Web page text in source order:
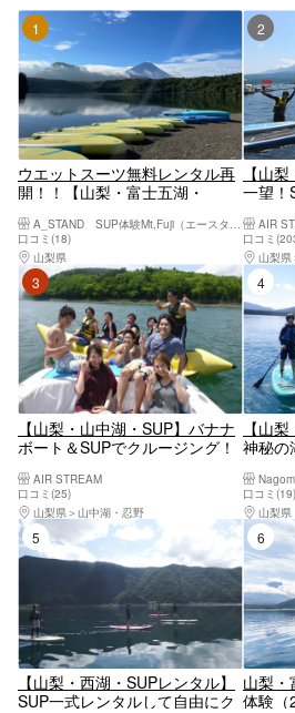
1位
ウエットスーツ無料レンタル再
開！！【山梨・富士五湖・
SUP(サップ)で湖上クルージン
グ！秘境の西湖周遊コース
A_STAND SUP体験Mt,Fuji（エースタンド サップタイケンマウントフジ）
口コミ(18)
山梨県
河口湖・西湖・富士吉田・精進湖・本栖湖
【山
一望！
AIR
口コミ
山梨県
3位
【山梨・山中湖・SUP】バナナ
ボート＆SUPでクルージング！
AIR STREAM
口コミ(25)
山梨県
山中湖・忍野
【山
神秘の
口コミ(19)
山梨県
5位
【山梨・西湖・SUPレンタル】
SUP一式レンタルして自由にク
山梨・
体験（